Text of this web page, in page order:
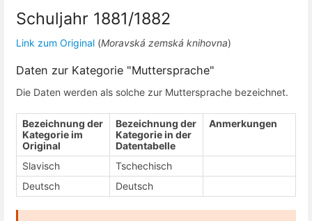
Schuljahr 1881/1882
Link zum Original (Moravská zemská knihovna)
Daten zur Kategorie "Muttersprache"
Die Daten werden als solche zur Muttersprache bezeichnet.
Bezeichnung der
Kategorie im
Original
Bezeichnung der
Kategorie in der
Datentabelle
Anmerkungen
Slavisch
Tschechisch
Deutsch
Deutsch